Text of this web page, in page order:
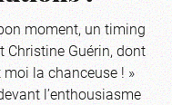
moment, un timing
Christine Guérin, dont
moi la chanceuse ! »
l’enthousiasme